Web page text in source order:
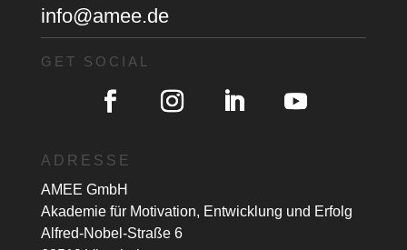
info@amee.de
GET SOCIAL
ADRESSE
AMEE GmbH
Akademie für Motivation, Entwicklung und Erfolg
Alfred-Nobel-Straße 6